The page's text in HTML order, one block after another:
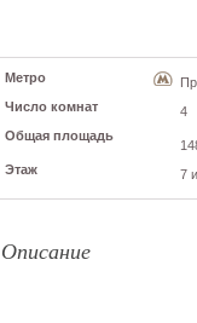
Метро
Число комнат
4
Общая площадь
Этаж 7
Описание